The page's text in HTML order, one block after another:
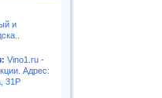
и
Vino1.ru -
Адрес:
31Р